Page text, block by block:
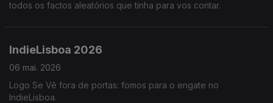
todos os factos aleatórios que tinha para vos contar.
IndieLisboa 2026
06 mai. 2026
Logo Se Vê fora de portas: fomos para o engate no
IndieLisboa.